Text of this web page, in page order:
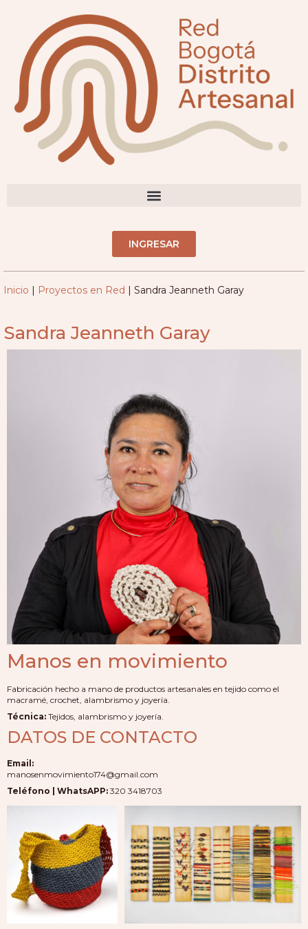
INGRESAR
Inicio | Proyectos en Red | Sandra Jeanneth Garay
Sandra Jeanneth Garay
Manos en movimiento
Fabricación hecho a mano de productos artesanales en tejido como el
macramé, crochet, alambrismo y joyería.
Técnica: Tejidos, alambrismo y joyería.
DATOS DE CONTACTO
Email:
manosenmovimiento174@gmail.com
Teléfono | WhatsAPP: 320 3418703